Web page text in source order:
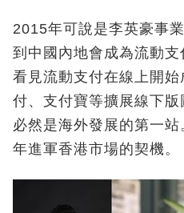
2015年可說是李英豪事
到中國內地會成為流動
看見流動支付在線上開
付、支付寶等擴展線下
必然是海外發展的第一
年進軍香港市場的契機。